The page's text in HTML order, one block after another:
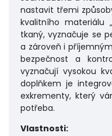
nastavit třemi
kvalitního materiálu
tkaný, vyznačuje se
a zároveň i
bezpečnost a
vyznačují vysokou
doplňkem je
exkrementy, který
potřeba.
Vlastnosti: